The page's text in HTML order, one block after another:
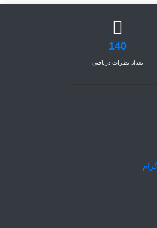
140
تعداد نظرات دریافتی